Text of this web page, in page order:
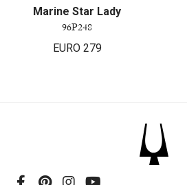
Marine Star Lady
96P248
EURO 279